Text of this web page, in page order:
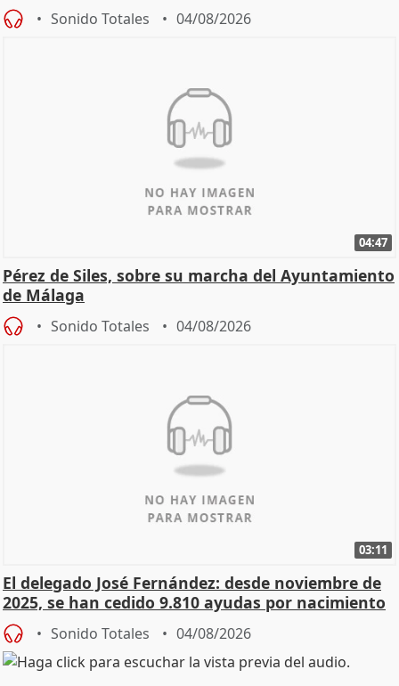
Sonido Totales 04/08/2026
04:47
Pérez de Siles, sobre su marcha del Ayuntamiento
de Málaga
Sonido Totales 04/08/2026
03:11
El delegado José Fernández: desde noviembre de
2025, se han cedido 9.810 ayudas por nacimiento
Sonido Totales 04/08/2026